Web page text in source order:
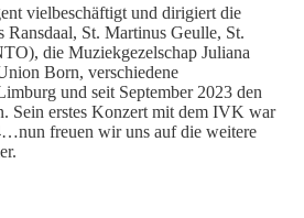
vielbeschäftigt und dirigiert die
Ransdaal, St. Martinus Geulle, St.
die Muziekgezelschap Juliana
Born, verschiedene
und seit September 2023 den
Sein erstes Konzert mit dem IVK war
freuen wir uns auf die weitere